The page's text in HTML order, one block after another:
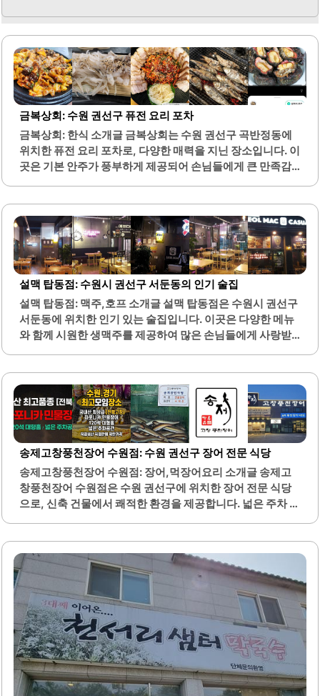
금복상회: 수원 권선구 퓨전 요리 포차
금복상회: 한식 소개글 금복상회는 수원 권선구 곡반정동에
위치한 퓨전 요리 포차로, 다양한 매력을 지닌 장소입니다. 이
곳은 기본 안주가 풍부하게 제공되어 손님들에게 큰 만족감
해산물 요리와 함께 제공되는 다양한 반찬들은 고객들에게
큰 인기를 끌고 있습니다. 가오리찜, 생새우회, 오징어김치전
등은 이곳의 대표 메뉴로, 신선한 재료를 사용하여 요리의 퀄
리티를 높이고 있습니다. 아늑하고 편안한 분위기는 손님들
이 편하게 음식을 즐길 수 있도록 돕습니다.또한, 친절한 직원
들의 서비스는 고객들에게 더욱 기분 좋은 경험을 제공합니
다. 가족 단위 손님들도 많이 방문하는 이곳은 아이들이 좋아
할 만한 메뉴도 다양하게 구비되어 있습니다. 금복상회는 계
절마다 바뀌는 특별한..
설맥 탑동점: 수원시 권선구 서둔동의 인기 술집
설맥 탑동점: 맥주,호프 소개글 설맥 탑동점은 수원시 권선구
서둔동에 위치한 인기 있는 술집입니다. 이곳은 다양한 메뉴
와 함께 시원한 생맥주를 제공하여 많은 손님들에게 사랑받
밥, 치킨, 그리고 다양한 해산물 요리가 포함되어 있어, 여러
가지 맛을 즐길 수 있습니다. 특히 백합가리비 버터술찜은 부
드러운 풍미가 특징이며, 조개살을 발라먹는 재미가 있습니
다. 카타이피 새우튀김은 바삭한 식감으로 많은 이들의 입맛
을 사로잡고 있습니다.또한, 아란치니와 몬스터치즈봉은 고
소한 맛으로 인기가 높습니다. 설맥 탑동점은 음식이 빨리 나
오고, 사장님과 직원들이 친절하여 편안한 분위기를 제공합
니다. 낮술을 즐기기에도 적합한 장소로, 다양한 안주와 함께
즐거운 시간을 보낼 수 있습니다.특히 튤립닭발은 매콤하고
맛있어 많은 손님들이..
송제고창풍천장어 수원점: 수원 권선구 장어 전문 식당
송제고창풍천장어 수원점: 장어,먹장어요리 소개글 송제고
창풍천장어 수원점은 수원 권선구에 위치한 장어 전문 식당
으로, 신축 건물에서 쾌적한 환경을 제공합니다. 넓은 주차 공
신선하고 품질이 뛰어난 장어를 제공합니다.장어는 초벌구
이 방식으로 제공되어 기름기가 적고 깔끔한 맛을 자랑합니
다. 겉은 바삭하고 속은 촉촉한 식감으로, 장어의 고소한 풍미
를 느낄 수 있습니다. 또한, 다양한 밑반찬이 제공되어 식사의
풍미를 더해줍니다.직원들은 친절하게 응대하며, 고객의 요
구에 잘 맞춰 추천 메뉴를 안내해 줍니다. 장어탕과 같은 국물
요리도 깊고 진한 맛을 자랑하여 많은 손님들에게 인기가 높
습니다. 이곳은 가족 단위 방문객을 위한 편안한 분위기를 제
공하며, 아이들을 위한 반찬도..